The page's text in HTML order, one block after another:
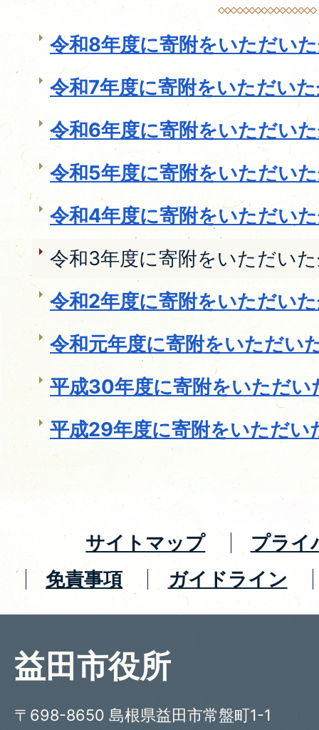
令和8年度に寄附をいただい
令和7年度に寄附をいただい
令和6年度に寄附をいただい
令和5年度に寄附をいただい
令和4年度に寄附をいただい
令和3年度に寄附をいただい
令和2年度に寄附をいただい
令和元年度に寄附をいただい
平成30年度に寄附をいただい
平成29年度に寄附をいただい
サイトマップ
プライ
免責事項
ガイドライン
益田市役所
〒698-8650 島根県益田市常盤町1-1